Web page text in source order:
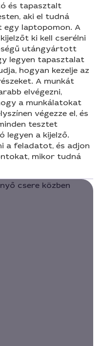
és tapasztalt
aki el tudná
egy laptopomon. A
ki kell cserélni
utángyártott
legyen tapasztalat
hogyan kezelje az
A munkát
elvégezni,
a munkálatokat
végezze el, és
tesztet
legyen a kijelző.
a feladatot, és adjon
mikor tudná